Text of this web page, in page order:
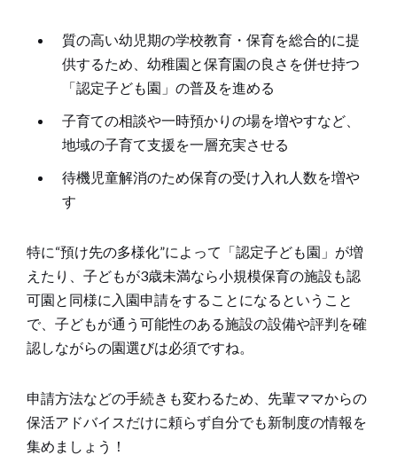
質の高い幼児期の学校教育・保育を総合的に提
供するため、幼稚園と保育園の良さを併せ持つ
「認定子ども園」の普及を進める
子育ての相談や一時預かりの場を増やすなど、
地域の子育て支援を一層充実させる
待機児童解消のため保育の受け入れ人数を増や
す
特に“預け先の多様化”によって「認定子ども園」が増
えたり、子どもが3歳未満なら小規模保育の施設も認
可園と同様に入園申請をすることになるということ
で、子どもが通う可能性のある施設の設備や評判を確
認しながらの園選びは必須ですね。
申請方法などの手続きも変わるため、先輩ママからの
保活アドバイスだけに頼らず自分でも新制度の情報を
集めましょう！